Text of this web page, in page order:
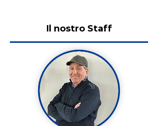
Il nostro Staff